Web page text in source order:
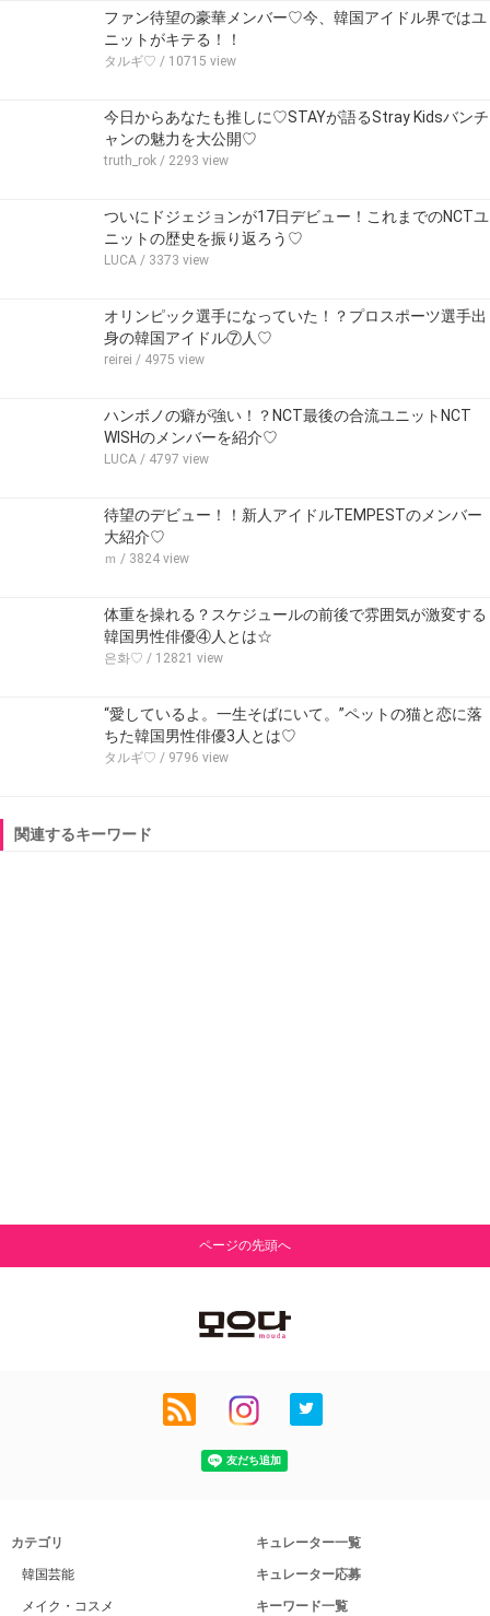
ファン待望の豪華メンバー♡今、韓国アイドル界ではユ
ニットがキテる！！
タルギ♡ / 10715 view
今日からあなたも推しに♡STAYが語るStray Kidsバンチ
ャンの魅力を大公開♡
truth_rok / 2293 view
ついにドジェジョンが17日デビュー！これまでのNCTユ
ニットの歴史を振り返ろう♡
LUCA / 3373 view
オリンピック選手になっていた！？プロスポーツ選手出
身の韓国アイドル⑦人♡
reirei / 4975 view
ハンボノの癖が強い！？NCT最後の合流ユニットNCT
WISHのメンバーを紹介♡
LUCA / 4797 view
待望のデビュー！！新人アイドルTEMPESTのメンバー
大紹介♡
ｍ / 3824 view
体重を操れる？スケジュールの前後で雰囲気が激変する
韓国男性俳優④人とは☆
은화♡ / 12821 view
“愛しているよ。一生そばにいて。”ペットの猫と恋に落
ちた韓国男性俳優3人とは♡
タルギ♡ / 9796 view
関連するキーワード
ページの先頭へ
カテゴリ
韓国芸能
メイク・コスメ
キュレーター一覧
キュレーター応募
キーワード一覧